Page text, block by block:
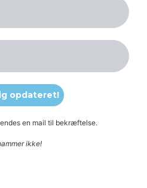
en mail til bekræftelse.
ikke!